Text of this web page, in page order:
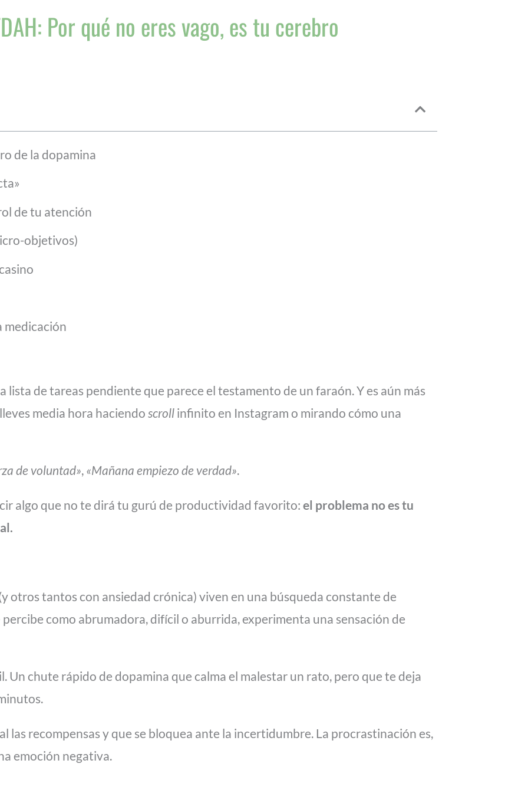
Por qué no eres vago, es tu cerebro
de la dopamina
de tu atención
objetivos)
medicación
lista de tareas pendiente que parece el testamento de un faraón. Y es aún más
media hora haciendo scroll infinito en Instagram o mirando cómo una
de voluntad», «Mañana empiezo de verdad».
algo que no te dirá tu gurú de productividad favorito:el problema no es tu
otros tantos con ansiedad crónica) viven en una búsqueda constante de
como abrumadora, difícil o aburrida, experimenta una sensación de
Un chute rápido de dopamina que calma el malestar un rato, pero que te deja
las recompensas y que se bloquea ante la incertidumbre. La procrastinación es,
emoción negativa.